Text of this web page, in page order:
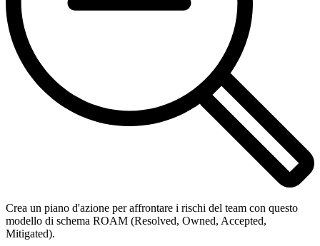
Crea un piano d'azione per affrontare i rischi del team con questo
modello di schema ROAM (Resolved, Owned, Accepted,
Mitigated).